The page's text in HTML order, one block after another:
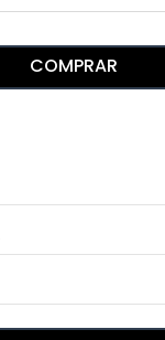
COMPRAR